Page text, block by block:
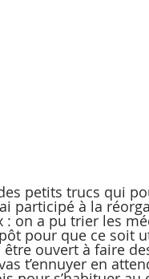
petits trucs qui
participé à la
: on a pu trier les
pour que ce soit
ouvert à faire
t’ennuyer en